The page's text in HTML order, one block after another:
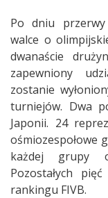
Po dniu przerwy
walce o
dwanaście
zapewniony
zostanie
turniejów. Dwa
Japonii. 24
ośmiozespołowe
każdej grupy
Pozostałych
rankingu FIVB.